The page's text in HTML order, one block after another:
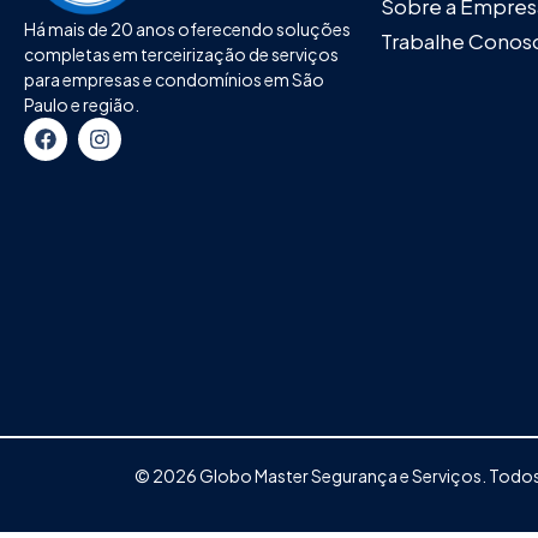
Há mais de 20 anos oferecendo soluções
completas em terceirização de serviços
para empresas e condomínios em São
Paulo e região.
Sobre a
Trabalhe
© 2026 Globo Master Segurança e Serviços.